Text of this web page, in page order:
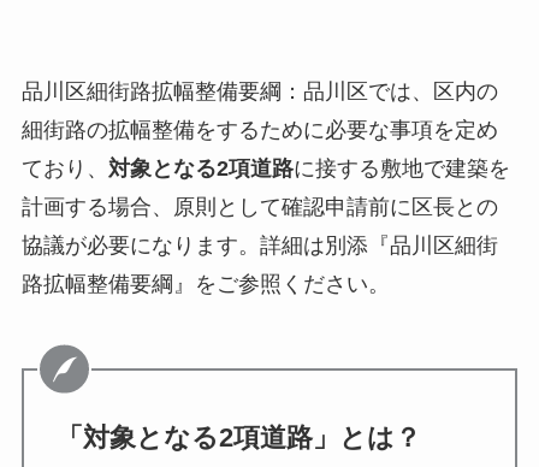
品川区細街路拡幅整備要綱：品川区では、区内の
細街路の拡幅整備をするために必要な事項を定め
ており、 対象となる2項道路に接する敷地で建築を
計画する場合、原則として確認申請前に区長との
協議が必要になります。詳細は別添『品川区細街
路拡幅整備要綱』をご参照ください。
「対象となる2項道路」とは？